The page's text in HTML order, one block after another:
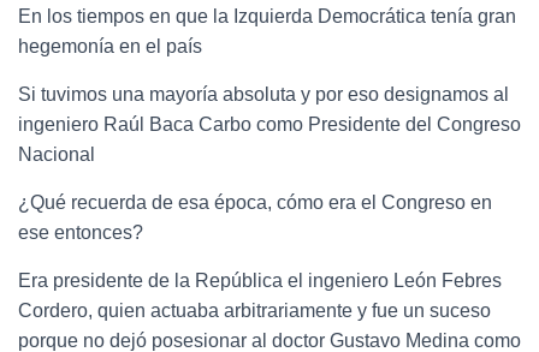
En los tiempos en que la Izquierda Democrática tenía gran
hegemonía en el país
Si tuvimos una mayoría absoluta y por eso designamos al
ingeniero Raúl Baca Carbo como Presidente del Congreso
Nacional
¿Qué recuerda de esa época, cómo era el Congreso en
ese entonces?
Era presidente de la República el ingeniero León Febres
Cordero, quien actuaba arbitrariamente y fue un suceso
porque no dejó posesionar al doctor Gustavo Medina como